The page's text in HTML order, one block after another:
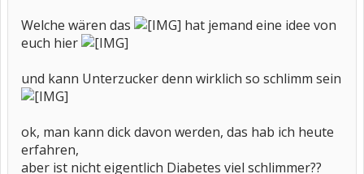
Welche wären das
hat jemand eine idee von
euch hier
und kann Unterzucker denn wirklich so schlimm sein
ok, man kann dick davon werden, das hab ich heute
erfahren,
aber ist nicht eigentlich Diabetes viel schlimmer??